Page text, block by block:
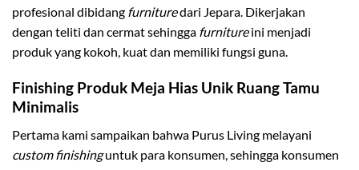
profesional dibidang furnituredari Jepara. Dikerjakan
dengan teliti dan cermat sehingga furnitureini menjadi
produk yang kokoh, kuat dan memiliki fungsi guna.
Finishing Produk Meja Hias Unik Ruang Tamu
Minimalis
Pertama kami sampaikan bahwa Purus Living melayani
custom finishinguntuk para konsumen, sehingga konsumen